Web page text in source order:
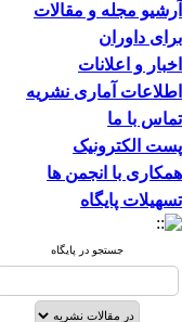
آرشیو مجله و مقالات
برای داوران
اخبار و اعلانات
اطلاعات آماری نشریه
تماس با ما
پست الکترونیک
همکاری با انجمن ها
تسهیلات پایگاه
جستجو در پایگاه